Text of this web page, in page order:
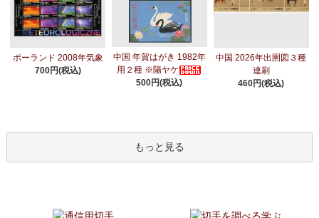
ポーランド 2008年気象
700円(税込)
中国 年賀はがき 1982年
用２種 ※陽ヤケ
500円(税込)
中国 2026年出圉図３種
連刷
460円(税込)
もっと見る